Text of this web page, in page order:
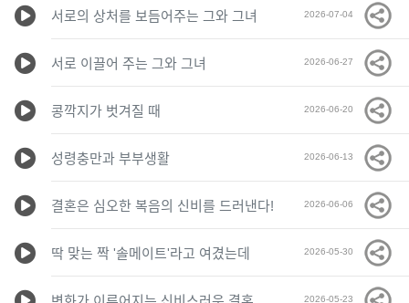
서로의 상처를 보듬어주는 그와 그녀 2026-07-04
서로 이끌어 주는 그와 그녀 2026-06-27
콩깍지가 벗겨질 때 2026-06-20
성령충만과 부부생활 2026-06-13
결혼은 심오한 복음의 신비를 드러낸다! 2026-06-06
딱 맞는 짝 '솔메이트'라고 여겼는데 2026-05-30
2026-05-23